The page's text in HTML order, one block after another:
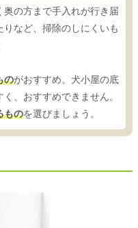
奥の方まで手入れが行き届
など、掃除のしにくいも
のがおすすめ。犬小屋の底
、おすすめできません。
ものを選びましょう。